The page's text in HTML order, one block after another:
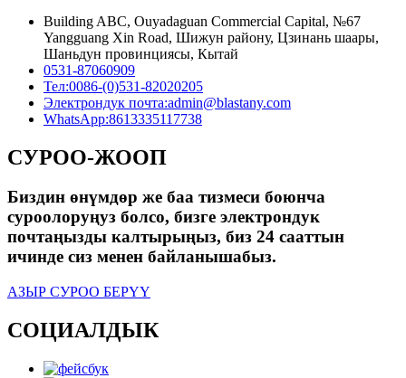
Building ABC, Ouyadaguan Commercial Capital, №67
Yangguang Xin Road, Шижун району, Цзинань шаары,
Шаньдун провинциясы, Кытай
0531-87060909
Тел:0086-(0)531-82020205
Электрондук почта:admin@blastany.com
WhatsApp:8613335117738
СУРОО-ЖООП
Биздин өнүмдөр же баа тизмеси боюнча
суроолоруңуз болсо, бизге электрондук
почтаңызды калтырыңыз, биз 24 сааттын
ичинде сиз менен байланышабыз.
АЗЫР СУРОО БЕРҮҮ
СОЦИАЛДЫК